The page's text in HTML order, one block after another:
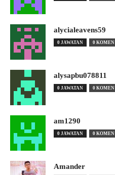
alycialeavens59
0 JAWATAN 0 KOMEN
alysapbu078811
0 JAWATAN 0 KOMEN
am1290
0 JAWATAN 0 KOMEN
Amander